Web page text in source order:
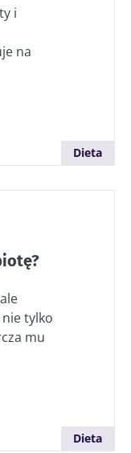
i
na
Dieta
tylko
mu
Dieta